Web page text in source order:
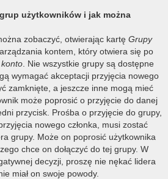
użytkowników i jak można
zobaczyć, otwierając kartę Grupy
kontem, który otwiera się po
. Nie wszystkie grupy są dostępne
wymagać akceptacji przyjęcia nowego
zamknięte, a jeszcze inne mogą mieć
może poprosić o przyjęcie do danej
przycisk. Prośba o przyjęcie do grupy,
nowego członka, musi zostać
grupy. Może on poprosić użytkownika
chce on dołączyć do tej grupy. W
decyzji, proszę nie nękać lidera
miał on swoje powody.